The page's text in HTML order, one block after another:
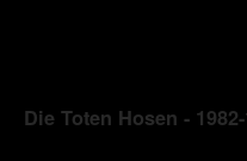
Die Toten Hosen -